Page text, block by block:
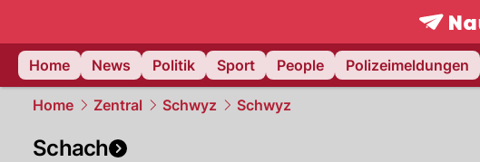
Home
News Politik Sport People Polizeimeldungen
Home Zentral Schwyz Schwyz
Schach